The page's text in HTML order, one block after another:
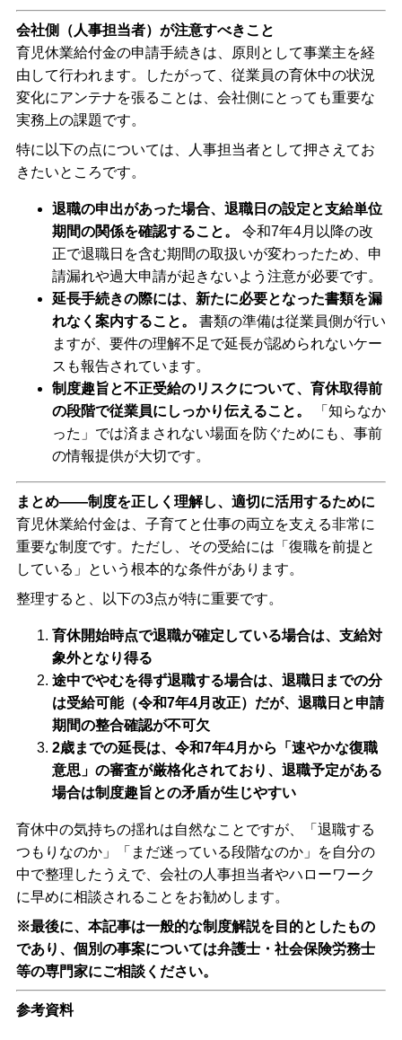
会社側（人事担当者）が注意すべきこと
育児休業給付金の申請手続きは、原則として事業主を経
由して行われます。したがって、従業員の育休中の状況
変化にアンテナを張ることは、会社側にとっても重要な
実務上の課題です。
特に以下の点については、人事担当者として押さえてお
きたいところです。
退職の申出があった場合、退職日の設定と支給単位
期間の関係を確認すること。
令和7年4月以降の改
正で退職日を含む期間の取扱いが変わったため、申
請漏れや過大申請が起きないよう注意が必要です。
延長手続きの際には、新たに必要となった書類を漏
れなく案内すること。
書類の準備は従業員側が行い
ますが、要件の理解不足で延長が認められないケー
スも報告されています。
制度趣旨と不正受給のリスクについて、育休取得前
の段階で従業員にしっかり伝えること。
「知らなか
った」では済まされない場面を防ぐためにも、事前
の情報提供が大切です。
まとめ――制度を正しく理解し、適切に活用するために
育児休業給付金は、子育てと仕事の両立を支える非常に
重要な制度です。ただし、その受給には「復職を前提と
している」という根本的な条件があります。
整理すると、以下の3点が特に重要です。
育休開始時点で退職が確定している場合は、支給対
象外となり得る
途中でやむを得ず退職する場合は、退職日までの分
は受給可能（令和7年4月改正）だが、退職日と申請
期間の整合確認が不可欠
2歳までの延長は、令和7年4月から「速やかな復職
意思」の審査が厳格化されており、退職予定がある
場合は制度趣旨との矛盾が生じやすい
育休中の気持ちの揺れは自然なことですが、「退職する
つもりなのか」「まだ迷っている段階なのか」を自分の
中で整理したうえで、会社の人事担当者やハローワーク
に早めに相談されることをお勧めします。
※最後に、本記事は一般的な制度解説を目的としたもの
であり、個別の事案については弁護士・社会保険労務士
等の専門家にご相談ください。
参考資料